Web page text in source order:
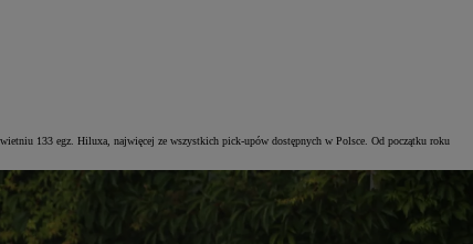
133 egz. Hiluxa, najwięcej ze wszystkich pick-upów dostępnych w Polsce. Od początku roku